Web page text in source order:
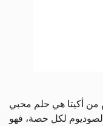
من أكيتا هي حلم محبي
من الصوديوم لكل حصة، فهو